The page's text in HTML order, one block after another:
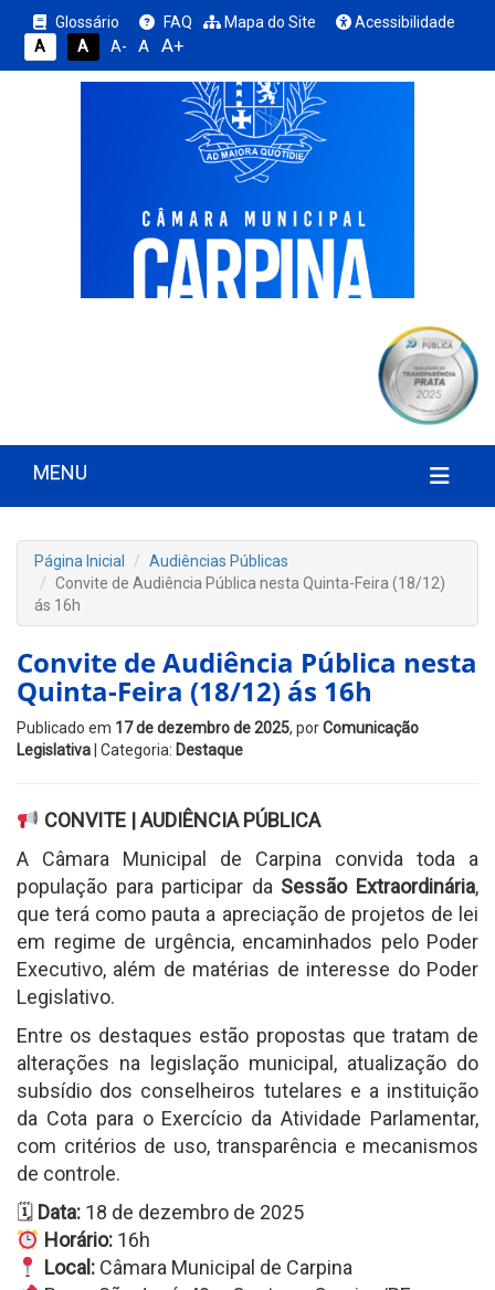
Glossário FAQ Mapa do Site
Acessibilidade
A
A A- A A+
MENU
Página Inicial
Audiências Públicas
Convite de Audiência Pública nesta Quinta-Feira (18/12)
ás 16h
Convite de Audiência Pública nesta
Quinta-Feira (18/12) ás 16h
Publicado em 17 de dezembro de 2025, porComunicação
Legislativa | Categoria: Destaque
CONVITE | AUDIÊNCIA PÚBLICA
A Câmara Municipal de Carpina convida toda a
população para participar da Sessão Extraordinária,
que terá como pauta a apreciação de projetos de lei
em regime de urgência, encaminhados pelo Poder
Executivo, além de matérias de interesse do Poder
Legislativo.
Entre os destaques estão propostas que tratam de
alterações na legislação municipal, atualização do
subsídio dos conselheiros tutelares e a instituição
da Cota para o Exercício da Atividade Parlamentar,
com critérios de uso, transparência e mecanismos
de controle.
🗓 Data: 18 de dezembro de 2025
Horário:16h
Local:Câmara Municipal de Carpina